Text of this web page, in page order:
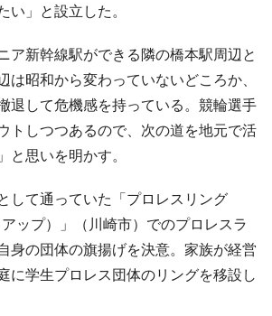
い」と設立した。
ア新幹線駅ができる隣の橋本駅周辺と
は昭和から変わっていないどころか、
退して危機感を持っている。競輪選手
トしつつあるので、次の道を地元で活
と思いを明かす。
して通っていた「プロレスリング
ップ）」（川崎市）でのプロレスラ
身の団体の旗揚げを決意。家族が経営
に学生プロレス団体のリングを移設し